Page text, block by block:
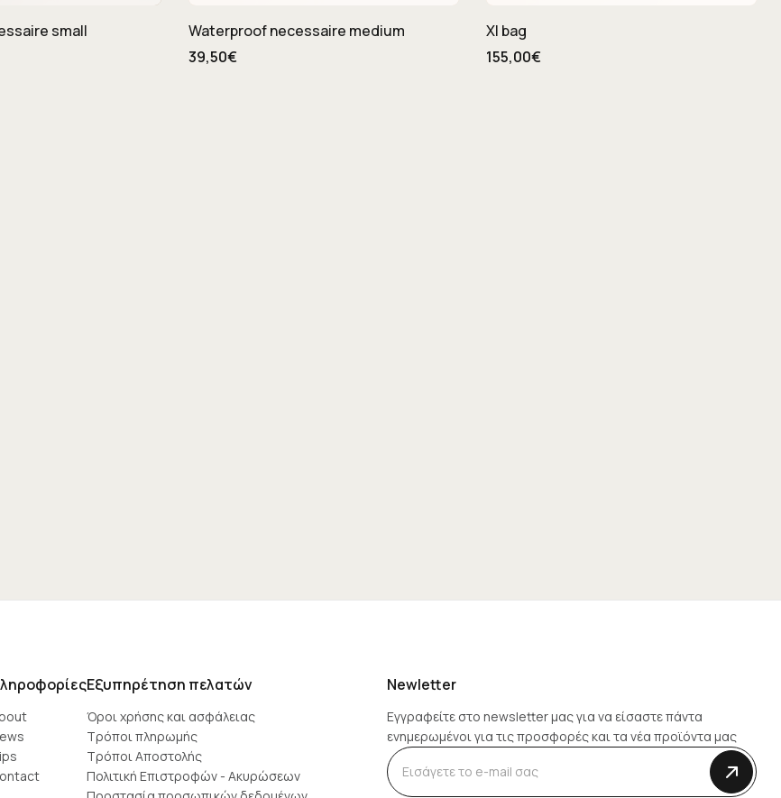
small
Waterproof necessaire medium
39,50€
Xl bag
155,00€
Εξυπηρέτηση πελατών
Όροι χρήσης και ασφάλειας
Τρόποι πληρωμής
Τρόποι Αποστολής
Πολιτική Επιστροφών - Ακυρώσεων
Newletter
Εγγραφείτε στο newsletter μας για να είσαστε πάντα
ενημερωμένοι για τις προσφορές και τα νέα προϊόντα μας